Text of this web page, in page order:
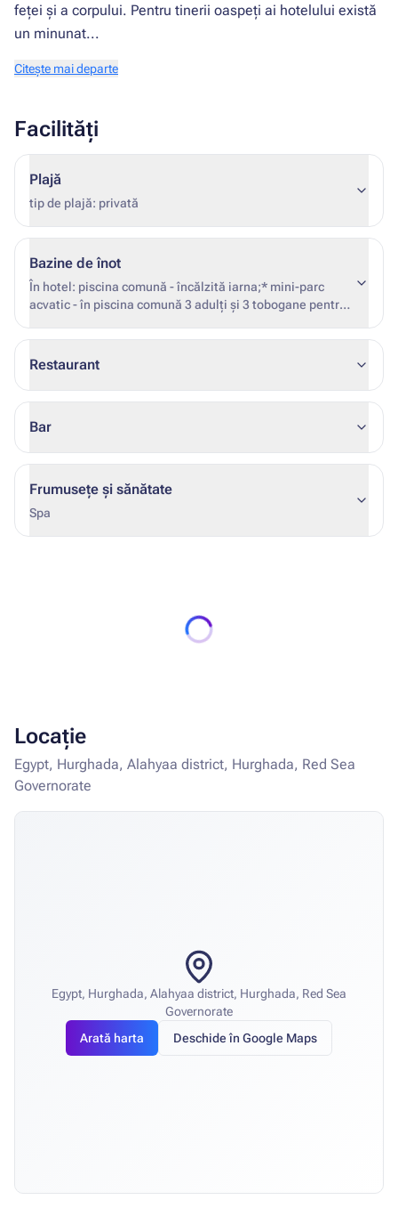
feței și a corpului. Pentru tinerii oaspeți ai hotelului există
un minunat...
Citește mai departe
Facilități
Plajă
tip de plajă: privată
Bazine de înot
În hotel: piscina comună - încălzită iarna;* mini-parc
acvatic - în piscina comună 3 adulți și 3 tobogane pentru
sunt fixe (doar la începutul și la sfârșitul sezonului, în
funcție de condițiile meteorologice și de ocuparea
Restaurant
Bar
Frumusețe și sănătate
Spa
Locație
Egypt, Hurghada, Alahyaa district, Hurghada, Red Sea
Governorate
Egypt, Hurghada, Alahyaa district, Hurghada, Red Sea
Governorate
Arată harta
Deschide în Google Maps